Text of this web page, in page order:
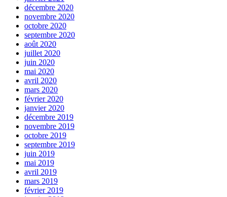
décembre 2020
novembre 2020
octobre 2020
septembre 2020
août 2020
juillet 2020
juin 2020
mai 2020
avril 2020
mars 2020
février 2020
janvier 2020
décembre 2019
novembre 2019
octobre 2019
septembre 2019
juin 2019
mai 2019
avril 2019
mars 2019
février 2019